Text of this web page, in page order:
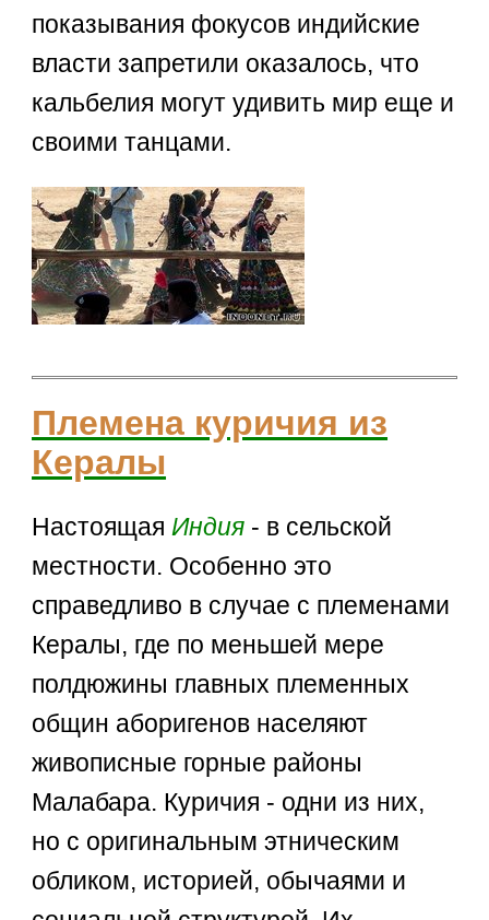
показывания фокусов индийские
власти запретили оказалось, что
кальбелия могут удивить мир еще и
своими танцами.
Племена куричия из
Кералы
Настоящая Индия - в сельской
местности. Особенно это
справедливо в случае с племенами
Кералы, где по меньшей мере
полдюжины главных племенных
общин аборигенов населяют
живописные горные районы
Малабара. Куричия - одни из них,
но с оригинальным этническим
обликом, историей, обычаями и